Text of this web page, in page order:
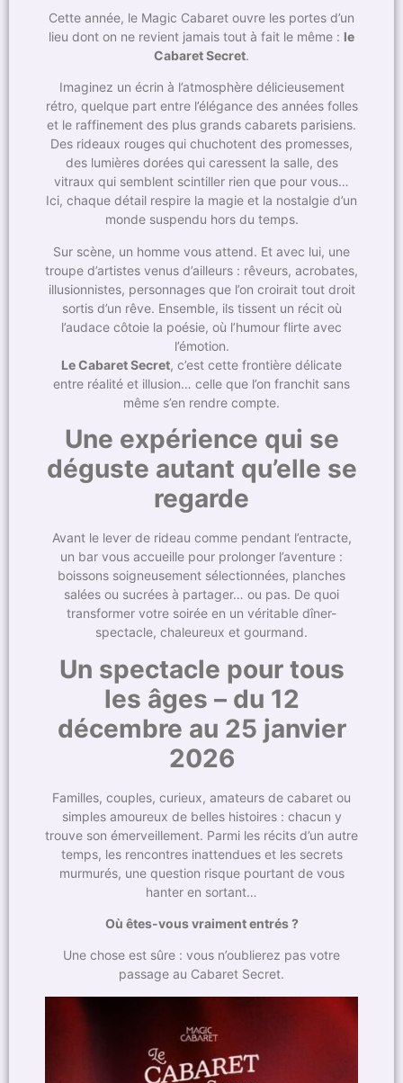
Cette année, le Magic Cabaret ouvre les portes d’un
lieu dont on ne revient jamais tout à fait le même : le
Cabaret Secret.
Imaginez un écrin à l’atmosphère délicieusement
rétro, quelque part entre l’élégance des années folles
et le raffinement des plus grands cabarets parisiens.
Des rideaux rouges qui chuchotent des promesses,
des lumières dorées qui caressent la salle, des
vitraux qui semblent scintiller rien que pour vous…
Ici, chaque détail respire la magie et la nostalgie d’un
monde suspendu hors du temps.
Sur scène, un homme vous attend. Et avec lui, une
troupe d’artistes venus d’ailleurs : rêveurs, acrobates,
illusionnistes, personnages que l’on croirait tout droit
sortis d’un rêve. Ensemble, ils tissent un récit où
l’audace côtoie la poésie, où l’humour flirte avec
l’émotion.
Le Cabaret Secret, c’est cette frontière délicate
entre réalité et illusion… celle que l’on franchit sans
même s’en rendre compte.
Une expérience qui se
déguste autant qu’elle se
regarde
Avant le lever de rideau comme pendant l’entracte,
un bar vous accueille pour prolonger l’aventure :
boissons soigneusement sélectionnées, planches
salées ou sucrées à partager… ou pas. De quoi
transformer votre soirée en un véritable dîner-
spectacle, chaleureux et gourmand.
Un spectacle pour tous
les âges – du 12
décembre au 25 janvier
2026
Familles, couples, curieux, amateurs de cabaret ou
simples amoureux de belles histoires : chacun y
trouve son émerveillement. Parmi les récits d’un autre
temps, les rencontres inattendues et les secrets
murmurés, une question risque pourtant de vous
hanter en sortant…
Où êtes-vous vraiment entrés ?
Une chose est sûre : vous n’oublierez pas votre
passage au Cabaret Secret.